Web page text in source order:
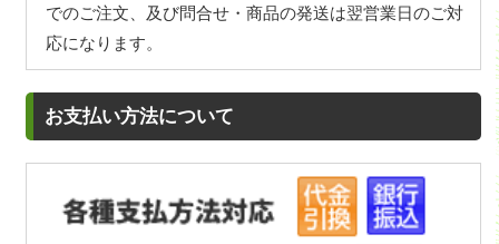
でのご注文、及び問合せ・商品の発送は翌営業日のご対
応になります。
お支払い方法について